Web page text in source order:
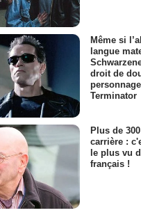
Même si
langue
droit de
Terminator
Plus de
carrière :
le plus vu
français !